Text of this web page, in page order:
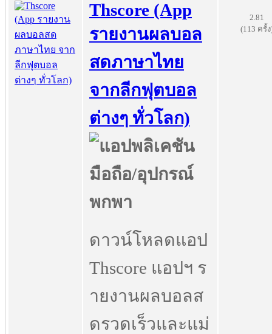
Thscore (App
รายงานผลบอล
สดภาษาไทย
จากลีกฟุตบอล
ต่างๆ ทั่วโลก)
ดาวน์โหลดแอป
Thscore แอปฯ ร
ายงานผลบอลส
ดรวดเร็วและแม่
2.81
(113 ครั้ง